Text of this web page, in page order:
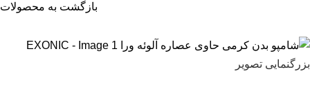
بازگشت به محصولات
بزرگنمایی تصویر